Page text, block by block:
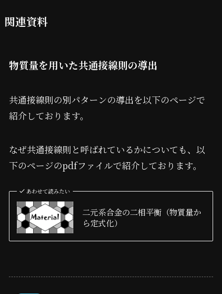
関連資料
物質量を用いた共通接線則の導出
共通接線則の別パターンの導出を以下のページで
紹介しております。
なぜ共通接線則と呼ばれているかについても、以
下のページのpdfファイルで紹介しております。
あわせて読みたい
二元系合金の二相平衡（物質量か
ら定式化）